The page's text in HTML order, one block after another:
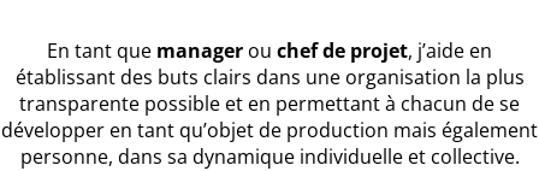
En tant que manager ou chef de projet, j’aide en
établissant des buts clairs dans une organisation la plus
transparente possible et en permettant à chacun de se
développer en tant qu’objet de production mais également
personne, dans sa dynamique individuelle et collective.